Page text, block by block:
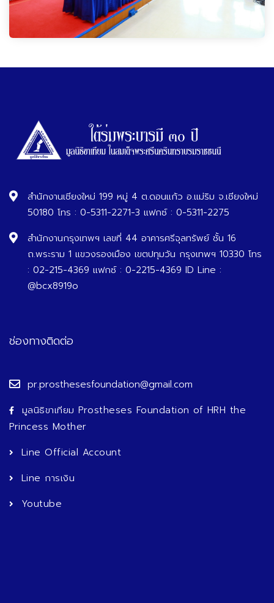
สำนักงานเชียงใหม่ 199 หมู่ 4 ต.ดอนแก้ว อ.แม่ริม จ.เชียงใหม่
50180 โทร : 0-5311-2271-3 แฟกซ์ : 0-5311-2275
สำนักงานกรุงเทพฯ เลขที่ 44 อาคารศรีจุลทรัพย์ ชั้น 16
ถ.พระราม 1 แขวงรองเมือง เขตปทุมวัน กรุงเทพฯ 10330 โทร
: 02-215-4369 แฟกซ์ : 0-2215-4369 ID Line :
@bcx8919o
ช่องทางติดต่อ
pr.prosthesesfoundation@gmail.com
มูลนิธิขาเทียม Prostheses Foundation of HRH the
Princess Mother
Line Official Account
Line การเงิน
Youtube